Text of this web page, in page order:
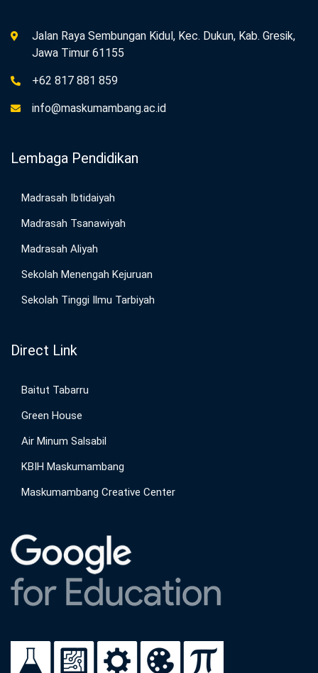
Jalan Raya Sembungan Kidul, Kec. Dukun, Kab. Gresik,
Jawa Timur 61155
+62 817 881 859
info@maskumambang.ac.id
Lembaga Pendidikan
Madrasah Ibtidaiyah
Madrasah Tsanawiyah
Madrasah Aliyah
Sekolah Menengah Kejuruan
Sekolah Tinggi Ilmu Tarbiyah
Direct Link
Baitut Tabarru
Green House
Air Minum Salsabil
KBIH Maskumambang
Maskumambang Creative Center